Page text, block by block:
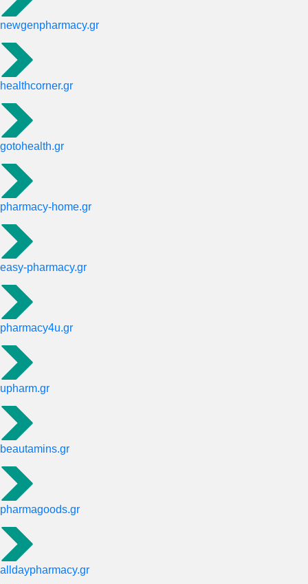
newgenpharmacy.gr
healthcorner.gr
gotohealth.gr
pharmacy-home.gr
easy-pharmacy.gr
pharmacy4u.gr
upharm.gr
beautamins.gr
pharmagoods.gr
alldaypharmacy.gr